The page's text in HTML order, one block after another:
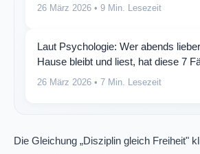
26 März 2026 • 9 Min. Lesezeit
Laut Psychologie: Wer abends
Hause bleibt und liest, hat diese 7
26 März 2026 • 7 Min. Lesezeit
Die Gleichung „Disziplin gleich Freiheit"